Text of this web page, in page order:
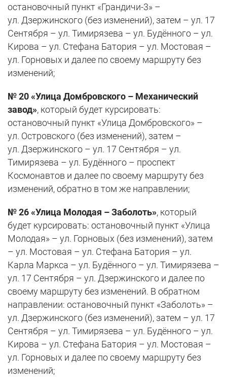
остановочный пункт «Грандичи-3» –
ул. Дзержинского (без изменений), затем – ул. 17
Сентября – ул. Тимирязева – ул. Будённого – ул.
Кирова – ул. Стефана Батория – ул. Мостовая –
ул. Горновых и далее по своему маршруту без
изменений;
№ 20 «Улица Домбровского – Механический
завод», который будет курсировать:
остановочный пункт «Улица Домбровского» –
ул. Островского (без изменений), затем –
ул. Дзержинского – ул. 17 Сентября – ул.
Тимирязева – ул. Будённого – проспект
Космонавтов и далее по своему маршруту без
изменений, обратно в том же направлении;
№ 26 «Улица Молодая – Заболоть», который
будет курсировать: остановочный пункт «Улица
Молодая» – ул. Горновых (без изменений), затем
– ул. Мостовая – ул. Стефана Батория – ул.
Карла Маркса – ул. Будённого – ул. Тимирязева –
ул. 17 Сентября – ул. Дзержинского и далее по
своему маршруту без изменений. В обратном
направлении: остановочный пункт «Заболоть» –
ул. Дзержинского (без изменений), затем – ул. 17
Сентября – ул. Тимирязева – ул. Будённого – ул.
Кирова – ул. Стефана Батория – ул. Мостовая –
ул. Горновых и далее по своему маршруту без
изменений;